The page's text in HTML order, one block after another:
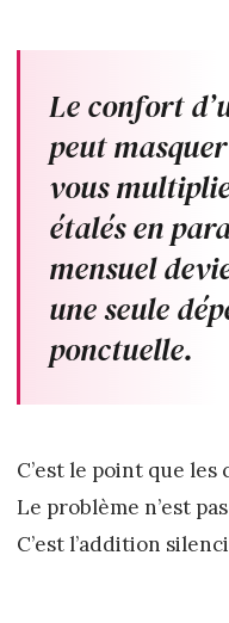
Le confort
peut
vous
étalés en
mensuel
une seule
ponctuelle.
C’est le point que
Le problème n’est
C’est l’addition